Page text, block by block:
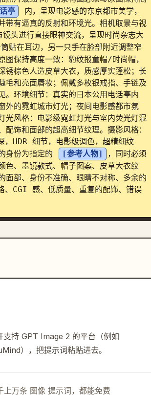
亭
内，呈现电影感的东京都市美学，
带有逼真的反射和环境光。相机取景与视
头进行直接眼神交流，呈现时尚杂志大
贴在耳边，另一只手在脸部附近调整窄
保持高度一致：豹纹报童帽/时尚帽，
锈棕色人造皮草大衣，质感厚实蓬松；长
毛和亮面唇妆；佩戴多枚银戒指、手链及
。环境细节：真实的日本公用电话亭内
外的霓虹城市灯光；夜间电影感都市氛
光风格：电影级霓虹灯光与室内荧光灯混
饰和面部的超高细节纹理。摄影风格：
HDR 细节，电影级调色，超精细纹
身份为指定的
[参考人物]
，同时必须
色、墨镜款式、帽子图案、皮草大衣纹
面部、身份不准确、眼睛不对称、多余的
、CGI 感、低质量、重复的配饰、错误
支持 GPT Image 2 的平台（例如
），把提示词粘贴进去。
万条 图像 提示词，都能免费